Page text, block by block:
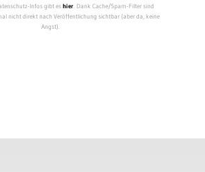
Infos gibt eshier. Dank Cache/Spam-Filter sind
nicht direkt nach Veröffentlichung sichtbar (aber da, keine
Angst).